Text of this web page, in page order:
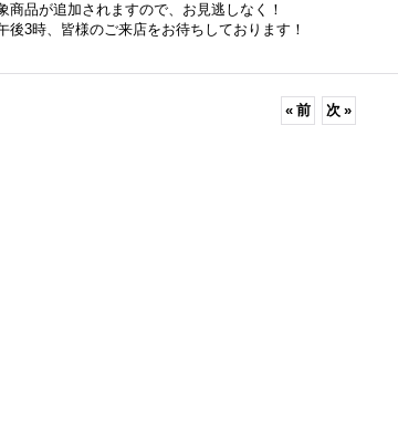
商品が追加されますので、お見逃しなく！
後3時、皆様のご来店をお待ちしております！
« 前 次 »